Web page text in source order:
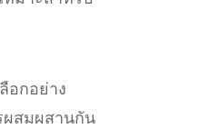
อกอย่าง
ผสมผสานกัน